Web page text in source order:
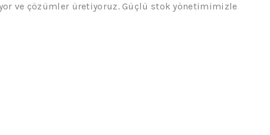
ve çözümler üretiyoruz. Güçlü stok yönetimimizle